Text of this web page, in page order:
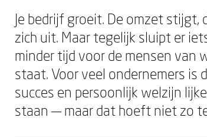
Je bedrijf groeit. De omzet
zich uit. Maar tegelijk sluipt er
minder tijd voor de mensen van
staat. Voor veel ondernemers is
succes en persoonlijk welzijn
staan — maar dat hoeft niet zo